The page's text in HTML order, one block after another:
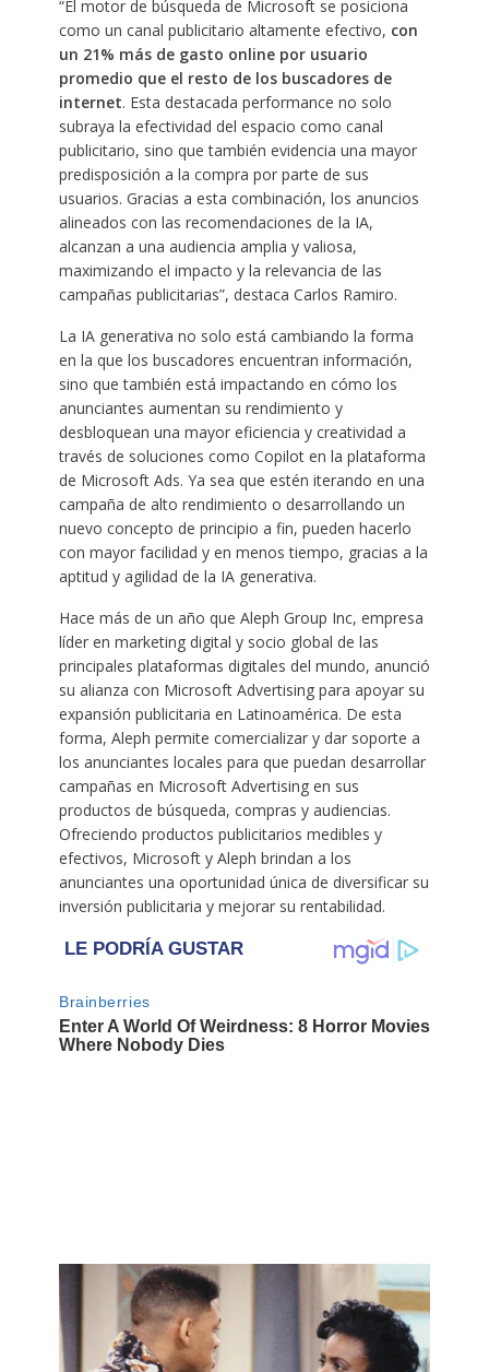
“El motor de búsqueda de Microsoft se posiciona
como un canal publicitario altamente efectivo, con
un 21% más de gasto online por usuario
promedio que el resto de los buscadores de
internet. Esta destacada performance no solo
subraya la efectividad del espacio como canal
publicitario, sino que también evidencia una mayor
predisposición a la compra por parte de sus
usuarios. Gracias a esta combinación, los anuncios
alineados con las recomendaciones de la IA,
alcanzan a una audiencia amplia y valiosa,
maximizando el impacto y la relevancia de las
campañas publicitarias”, destaca Carlos Ramiro.
La IA generativa no solo está cambiando la forma
en la que los buscadores encuentran información,
sino que también está impactando en cómo los
anunciantes aumentan su rendimiento y
desbloquean una mayor eficiencia y creatividad a
través de soluciones como Copilot en la plataforma
de Microsoft Ads. Ya sea que estén iterando en una
campaña de alto rendimiento o desarrollando un
nuevo concepto de principio a fin, pueden hacerlo
con mayor facilidad y en menos tiempo, gracias a la
aptitud y agilidad de la IA generativa.
Hace más de un año que Aleph Group Inc, empresa
líder en marketing digital y socio global de las
principales plataformas digitales del mundo, anunció
su alianza con Microsoft Advertising para apoyar su
expansión publicitaria en Latinoamérica. De esta
forma, Aleph permite comercializar y dar soporte a
los anunciantes locales para que puedan desarrollar
campañas en Microsoft Advertising en sus
productos de búsqueda, compras y audiencias.
Ofreciendo productos publicitarios medibles y
efectivos, Microsoft y Aleph brindan a los
anunciantes una oportunidad única de diversificar su
inversión publicitaria y mejorar su rentabilidad.